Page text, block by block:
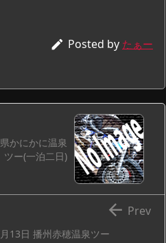
 Posted by たぁー
かにかに温泉
ツー(一泊二日)
13日 播州赤穂温泉ツー
 Prev